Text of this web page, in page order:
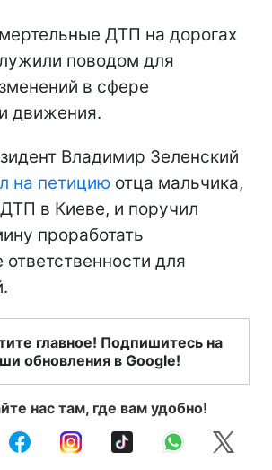
ДТП на дорогах
поводом для
в сфере
движения.
Владимир Зеленский
на петицию отца мальчика,
в Киеве, и поручил
проработать
для
главное! Подпишитесь на
обновления в Google!
нас там, где вам удобно!